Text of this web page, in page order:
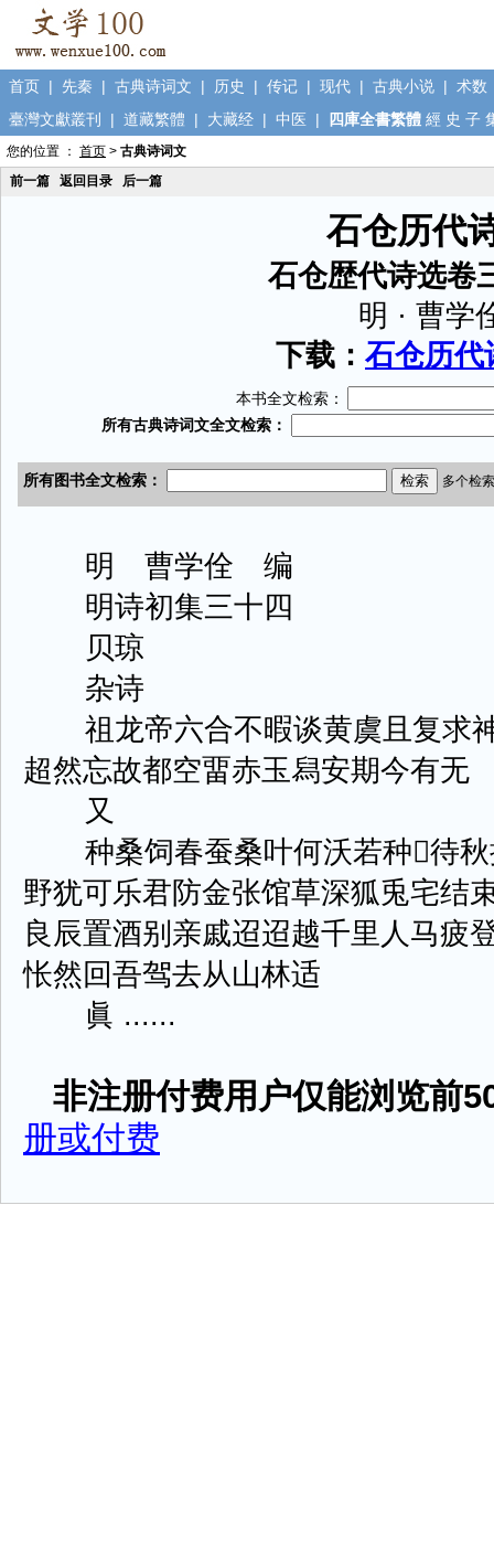
首页 | 先秦 | 古典诗词文 | 历史 | 传记 | 现代 | 古典小说 | 术数
臺灣文獻叢刊
| 道藏繁體 | 大藏经 | 中医 | 四庫全書繁體 經 史 子
您的位置 ： 首页 > 古典诗词文
前一篇
返回目录 后一篇
石仓历代
石仓歴代诗选卷
明 · 曹学
下载： 石仓历
本书全文检索：
明 曹学佺 编
明诗初集三十四
贝琼
杂诗
祖龙帝六合不暇谈黄虞且复求
超然忘故都空畱赤玉舄安期今有无
又
种桑饲春蚕桑叶何沃若种待秋
野犹可乐君防金张馆草深狐兎宅结
良辰置酒别亲戚迢迢越千里人马疲
怅然回吾驾去从山林适
眞 ......
非注册付费用户仅能浏览前
册或付费